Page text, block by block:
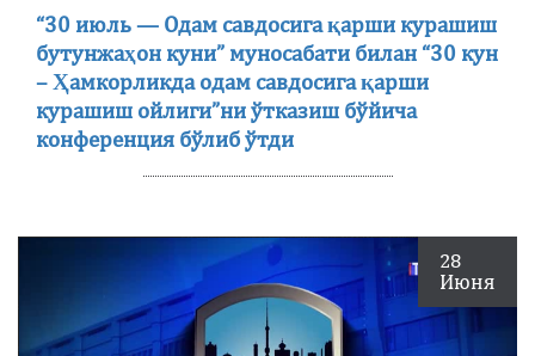
“30 июль — Одам савдосига қарши курашиш
бутунжаҳон куни” муносабати билан “30 кун
– Ҳамкорликда одам савдосига қарши
курашиш ойлиги”ни ўтказиш бўйича
конференция бўлиб ўтди
28
Июня